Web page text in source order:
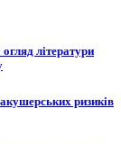
огляд літератури
ризиків